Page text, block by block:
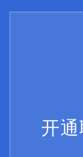
开通